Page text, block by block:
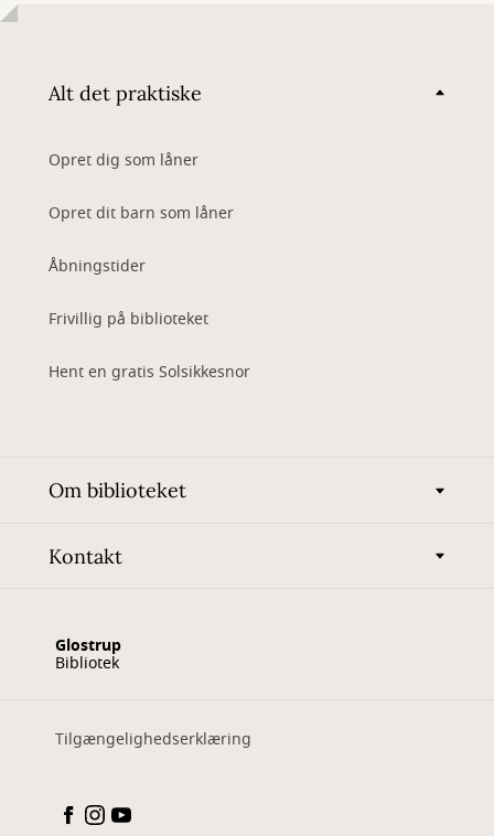
Alt det praktiske
Opret dig som låner
Opret dit barn som låner
Åbningstider
Frivillig på biblioteket
Hent en gratis Solsikkesnor
Om biblioteket
Kontakt
Glostrup
Bibliotek
Tilgængelighedserklæring